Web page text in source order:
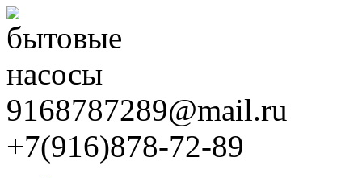
9168787289@mail.ru
+7(916)878-72-89